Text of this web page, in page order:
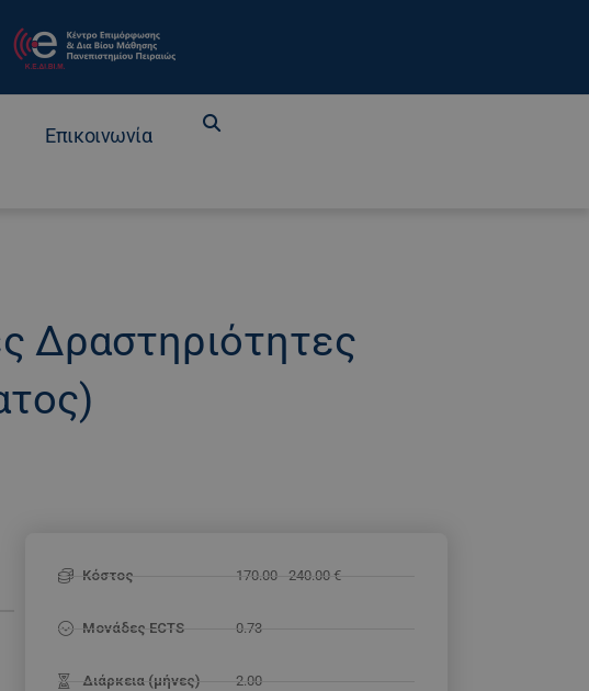
Επικοινωνία
Δραστηριότητες
Κόστος
Μονάδες ECTS
Διάρκεια (μήνες)
170.00 - 240.00 €
0.73
2.00